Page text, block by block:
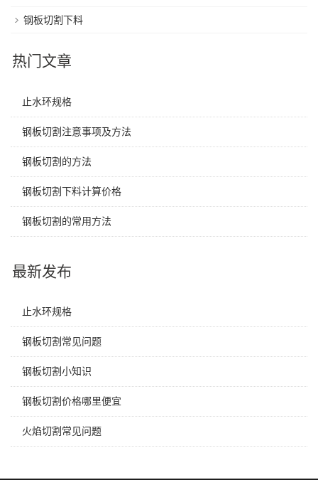
钢板切割下料
热门文章
止水环规格
钢板切割注意事项及方法
钢板切割的方法
钢板切割下料计算价格
钢板切割的常用方法
最新发布
止水环规格
钢板切割常见问题
钢板切割小知识
钢板切割价格哪里便宜
火焰切割常见问题